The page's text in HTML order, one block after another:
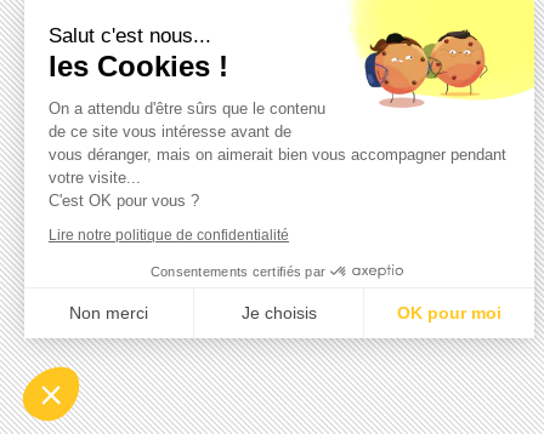
Salut c'est nous...
les Cookies !
On a attendu d'être sûrs que le contenu
de ce site vous intéresse avant de
vous déranger, mais on aimerait bien vous accompagner pendant
votre visite...
C'est OK pour vous ?
Lire notre politique de confidentialité
Consentements certifiés par
Non merci Je choisis OK pour moi
Axeptio consent
Plateforme de Gestion du Consentement : Personnalisez
Notre plateforme vous permet d'adapter et de gérer vos